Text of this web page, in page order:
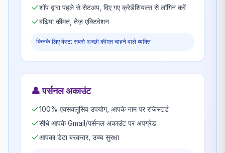
शॉप द्वारा पहले से सेटअप, दिए गए क्रेडेंशियल्स से लॉगिन करें
बढ़िया कीमत, तेज़ एक्टिवेशन
किनके लिए बेस्ट: सबसे अच्छी कीमत चाहने वाले व्यक्ति
👤पर्सनल अकाउंट
100% एक्सक्लूसिव उपयोग, आपके नाम पर रजिस्टर्ड
सीधे आपके Gmail/पर्सनल अकाउंट पर अपग्रेड
आपका डेटा बरकरार, उच्च सुरक्षा